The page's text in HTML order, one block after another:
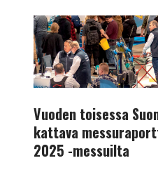
Vuoden
toisessa
Suomen
Autolehdessä
kattava
messuraportti
Autokorjaamo
2025
-
Vuoden toisessa
kattava
2025 -messuilta